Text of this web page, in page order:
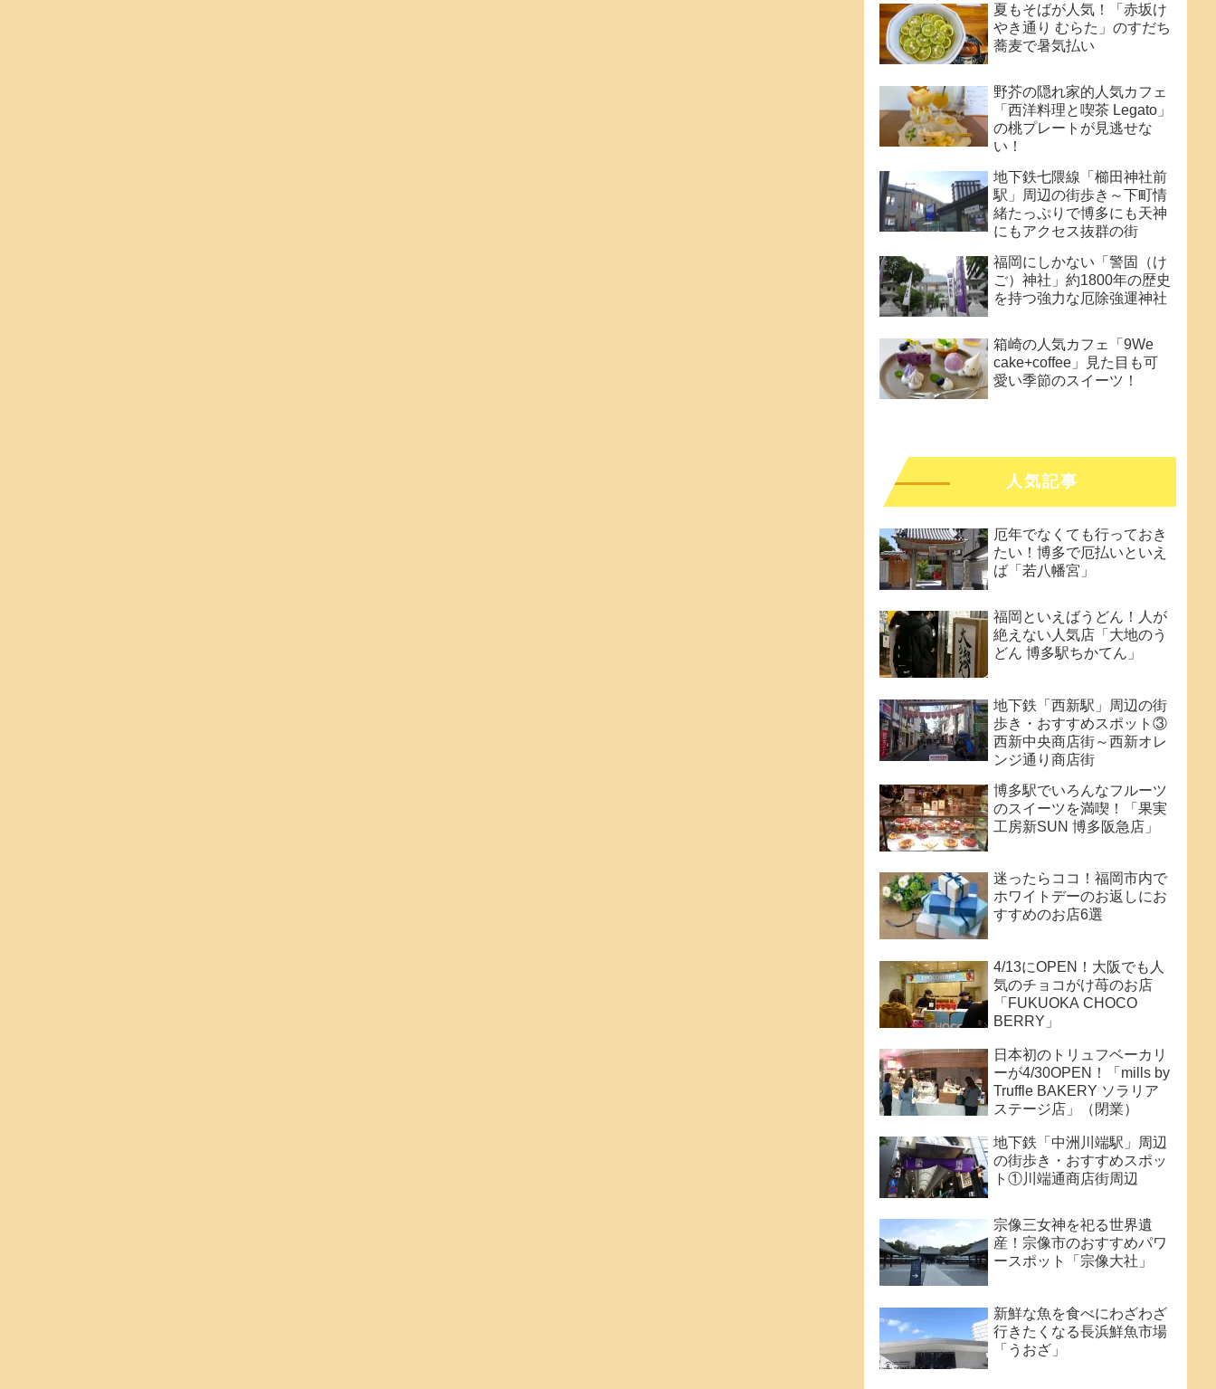
夏もそばが人気！「赤坂け
やき通り むらた」のすだち
蕎麦で暑気払い
野芥の隠れ家的人気カフェ
「西洋料理と喫茶 Legato」
の桃プレートが見逃せな
い！
地下鉄七隈線「櫛田神社前
駅」周辺の街歩き～下町情
緒たっぷりで博多にも天神
にもアクセス抜群の街
福岡にしかない「警固（け
ご）神社」約1800年の歴史
を持つ強力な厄除強運神社
箱崎の人気カフェ「9We
cake+coffee」見た目も可
愛い季節のスイーツ！
人気記事
厄年でなくても行っておき
たい！博多で厄払いといえ
ば「若八幡宮」
福岡といえばうどん！人が
絶えない人気店「大地のう
どん 博多駅ちかてん」
地下鉄「西新駅」周辺の街
歩き・おすすめスポット③
西新中央商店街～西新オレ
ンジ通り商店街
博多駅でいろんなフルーツ
のスイーツを満喫！「果実
工房新SUN 博多阪急店」
迷ったらココ！福岡市内で
ホワイトデーのお返しにお
すすめのお店6選
4/13にOPEN！大阪でも人
気のチョコがけ苺のお店
「FUKUOKA CHOCO
BERRY」
日本初のトリュフベーカリ
ーが4/30OPEN！「mills by
Truffle BAKERY ソラリア
ステージ店」（閉業）
地下鉄「中洲川端駅」周辺
の街歩き・おすすめスポッ
ト①川端通商店街周辺
宗像三女神を祀る世界遺
産！宗像市のおすすめパワ
ースポット「宗像大社」
新鮮な魚を食べにわざわざ
行きたくなる長浜鮮魚市場
「うおざ」